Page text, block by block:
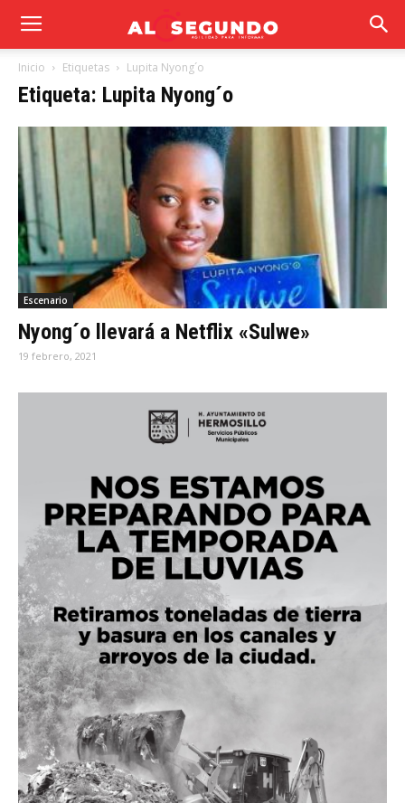
Inicio Etiquetas Lupita Nyong´o
Etiqueta: Lupita Nyong´o
Escenario
Nyong´o llevará a Netflix «Sulwe»
19 febrero, 2021